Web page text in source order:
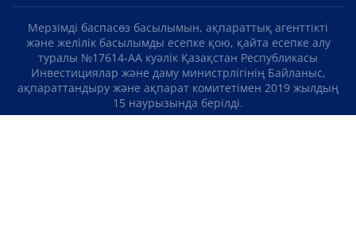
Мерзімді баспасөз басылымын, ақпараттық агенттікті
және желілік басылымды есепке қою, қайта есепке алу
туралы №17614-АА куәлік Қазақстан Республикасы
Инвестициялар және даму министрлігінің Байланыс,
ақпараттандыру және ақпарат комитетімен 2019 жылдың
15 наурызында берілді.